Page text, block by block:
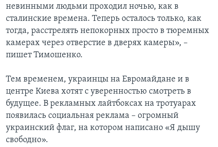
невинными людьми проходил ночью, как в
сталинские времена. Теперь осталось только, как
тогда, расстрелять непокорных просто в тюремных
камерах через отверстие в дверях камеры», –
пишет Тимошенко.
Тем временем, украинцы на Евромайдане и в
центре Киева хотят с уверенностью смотреть в
будущее. В рекламных лайтбоксах на тротуарах
появилась социальная реклама – огромный
украинский флаг, на котором написано «Я дышу
свободно».